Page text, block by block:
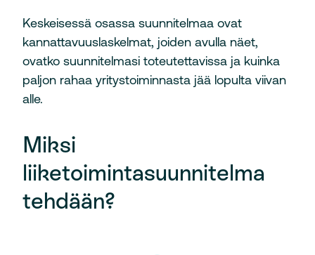
Keskeisessä osassa suunnitelmaa ovat
kannattavuuslaskelmat, joiden avulla näet,
ovatko suunnitelmasi toteutettavissa ja kuinka
paljon rahaa yritystoiminnasta jää lopulta viivan
alle.
Miksi
liiketoimintasuunnitelma
tehdään?